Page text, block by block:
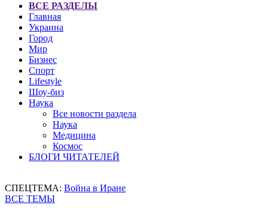
ВСЕ РАЗДЕЛЫ
Главная
Украина
Город
Мир
Бизнес
Спорт
Lifestyle
Шоу-биз
Наука
Все новости раздела
Наука
Медицина
Космос
БЛОГИ ЧИТАТЕЛЕЙ
СПЕЦТЕМА: Война в Иране
ВСЕ ТЕМЫ